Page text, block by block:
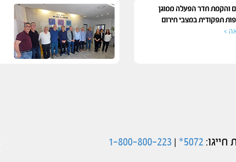
והקמת חדר הפעלה ממוגן
תפקודית במצבי חירום
>
חייגו:5072*
|
1-800-800-223